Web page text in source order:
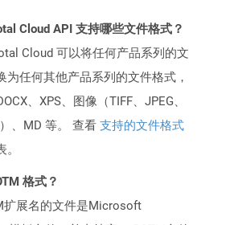
Cloud API 支持哪些文件格式？
Cloud 可以将任何产品系列的文
为任何其他产品系列的文件格式，
、XPS、图像（TIFF、JPEG、
、MD 等。 查看 支持的文件格式
格式？
扩展名的文件是Microsoft